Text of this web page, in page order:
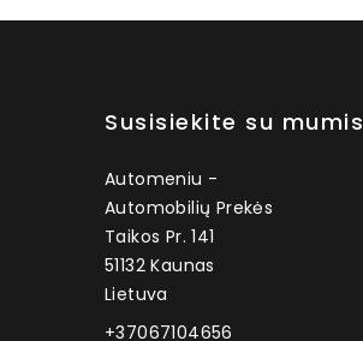
Susisiekite su mumis
Automeniu -
Automobilių Prekės
Taikos Pr. 141
51132 Kaunas
Lietuva
+37067104656